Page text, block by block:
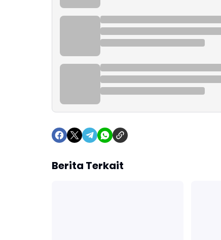
Berita Terkait